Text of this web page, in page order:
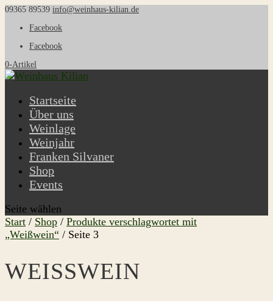
09365 89539 info@weinhaus-kilian.de
Facebook
Facebook
0-Artikel
Startseite
Über uns
Weinlage
Weinjahr
Franken Silvaner
Shop
Events
Seite wählen
Start / Shop / Produkte verschlagwortet mit
„Weißwein“ / Seite 3
WEISSWEIN